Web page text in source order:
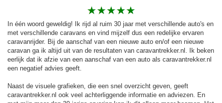
In één woord geweldig! Ik rijd al ruim 30 jaar met verschillende auto's en
met verschillende caravans en vind mijzelf dus een redelijke ervaren
caravanrijder. Bij de aanschaf van een nieuwe auto en/of een nieuwe
caravan ga ik altijd uit van de resultaten van caravantrekker.nl. Ik beken
eerlijk dat ik afzie van een aanschaf van een auto als caravantrekker.nl
een negatief advies geeft.
Naast de visuele grafieken, die een snel overzicht geven, geeft
caravantrekker.nl ook veel achterliggende informatie en adviezen. En